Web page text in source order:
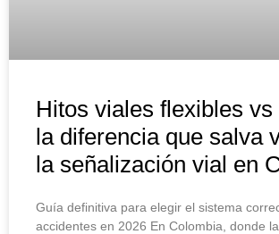
Hitos viales flexibles vs
la diferencia que salva
la señalización vial en
Guía definitiva para elegir el sistema
accidentes en 2026 En Colombia, donde